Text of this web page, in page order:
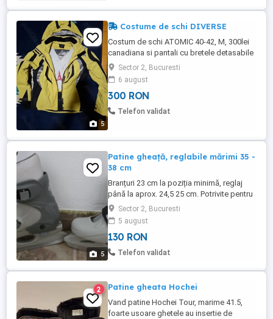
5
Costume de schi DIVERSE
Costum de schi ATOMIC 40-42, M, 300lei
canadiana si pantali cu bretele detasabile
in stare foarte buna Pantaloni ski Ellesse,
masura 44, comfort termic, profesionali
150lei Bonus , o pereche de ochelari de
ski sau manusi
Sector 2, Bucuresti
6 august
300 RON
Telefon validat
5
Patine gheață, reglabile mărimi 35 -
38 cm
Branțuri 23 cm la poziția minimă, reglaj
până la aprox. 24,5 25 cm. Potrivite pentru
copii mai mari sau adolescenți ( 10 13
ani), ori persoane cu mărimea EU 35 38
Sector 2, Bucuresti
5 august
130 RON
Telefon validat
2 Patine gheata Hochei
Vand patine Hochei Tour, marime 41.5,
foarte usoare ghetele au insertie de